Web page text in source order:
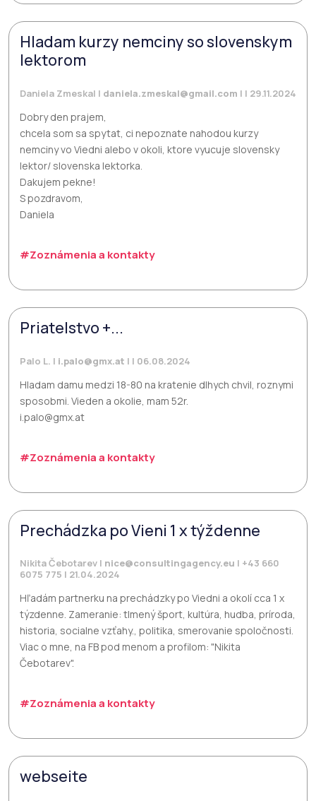
Hladam kurzy nemciny so slovenskym
lektorom
Daniela Zmeskal | daniela.zmeskal@gmail.com | | 29.11.2024
Dobry den prajem,
chcela som sa spytat, ci nepoznate nahodou kurzy
nemciny vo Viedni alebo v okoli, ktore vyucuje slovensky
lektor/ slovenska lektorka.
Dakujem pekne!
S pozdravom,
Daniela
#Zoznámenia a kontakty
Priatelstvo +...
Palo L. | i.palo@gmx.at | | 06.08.2024
Hladam damu medzi 18-80 na kratenie dlhych chvil, roznymi
sposobmi. Vieden a okolie, mam 52r.
i.palo@gmx.at
#Zoznámenia a kontakty
Prechádzka po Vieni 1 x týždenne
Nikita Čebotarev | nice@consultingagency.eu | +43 660
6075 775 | 21.04.2024
Hľadám partnerku na prechádzky po Viedni a okolí cca 1 x
týzdenne. Zameranie: tlmený šport, kultúra, hudba, príroda,
historia, socialne vzťahy., politika, smerovanie spoločnosti.
Viac o mne, na FB pod menom a profilom: "Nikita
Čebotarev".
#Zoznámenia a kontakty
webseite